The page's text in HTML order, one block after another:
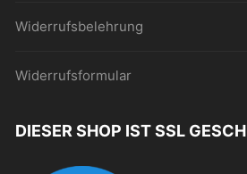
Widerrufsbelehrung
Widerrufsformular
DIESER SHOP IST SSL